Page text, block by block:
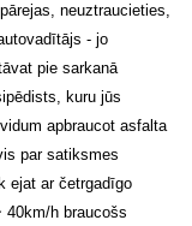
neuztraucieties,
- jo
pie sarkanā
kuru jūs
apbraucot asfalta
par satiksmes
ejat ar četrgadīgo
40km/h braucošs